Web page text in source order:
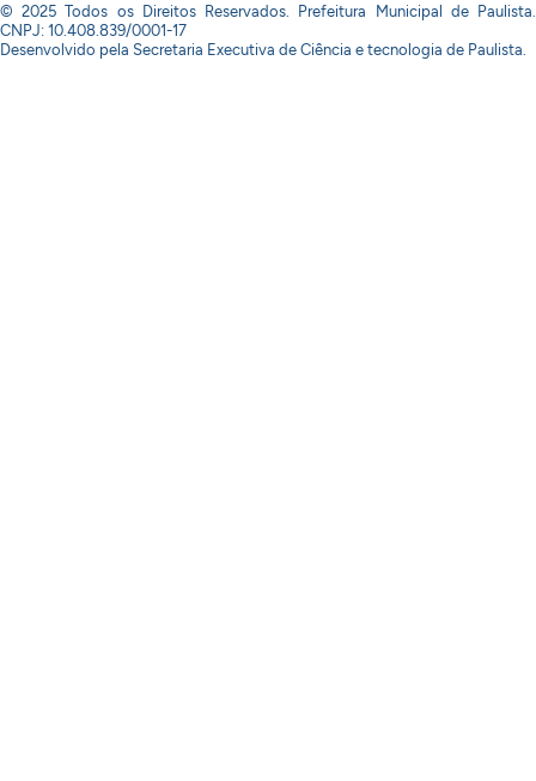
© 2025 Todos os Direitos Reservados. Prefeitura Municipal de Paulista.
CNPJ: 10.408.839/0001-17
Desenvolvido pela Secretaria Executiva de Ciência e tecnologia de Paulista.